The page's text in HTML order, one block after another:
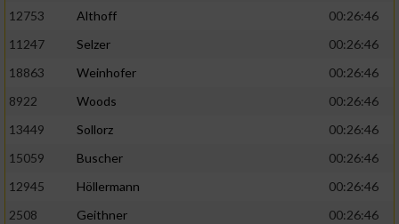
12753
Althoff
00:26:46
11247
Selzer
00:26:46
18863
Weinhofer
00:26:46
8922
Woods
00:26:46
13449
Sollorz
00:26:46
15059
Buscher
00:26:46
12945
Höllermann
00:26:46
2508
Geithner
00:26:46